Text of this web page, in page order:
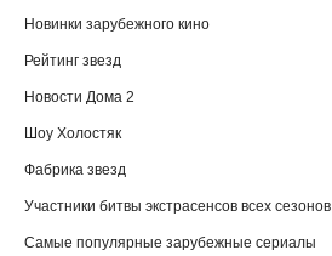
Новинки зарубежного кино
Рейтинг звезд
Новости Дома 2
Шоу Холостяк
Фабрика звезд
Участники битвы экстрасенсов всех сезонов
Самые популярные зарубежные сериалы